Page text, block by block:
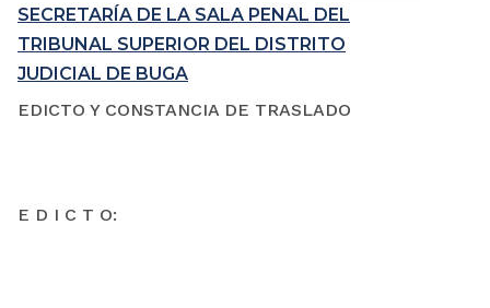
SECRETARÍA DE LA SALA PENAL DEL
TRIBUNAL SUPERIOR DEL DISTRITO
JUDICIAL DE BUGA
EDICTO Y CONSTANCIA DE TRASLADO
E D I C T O: